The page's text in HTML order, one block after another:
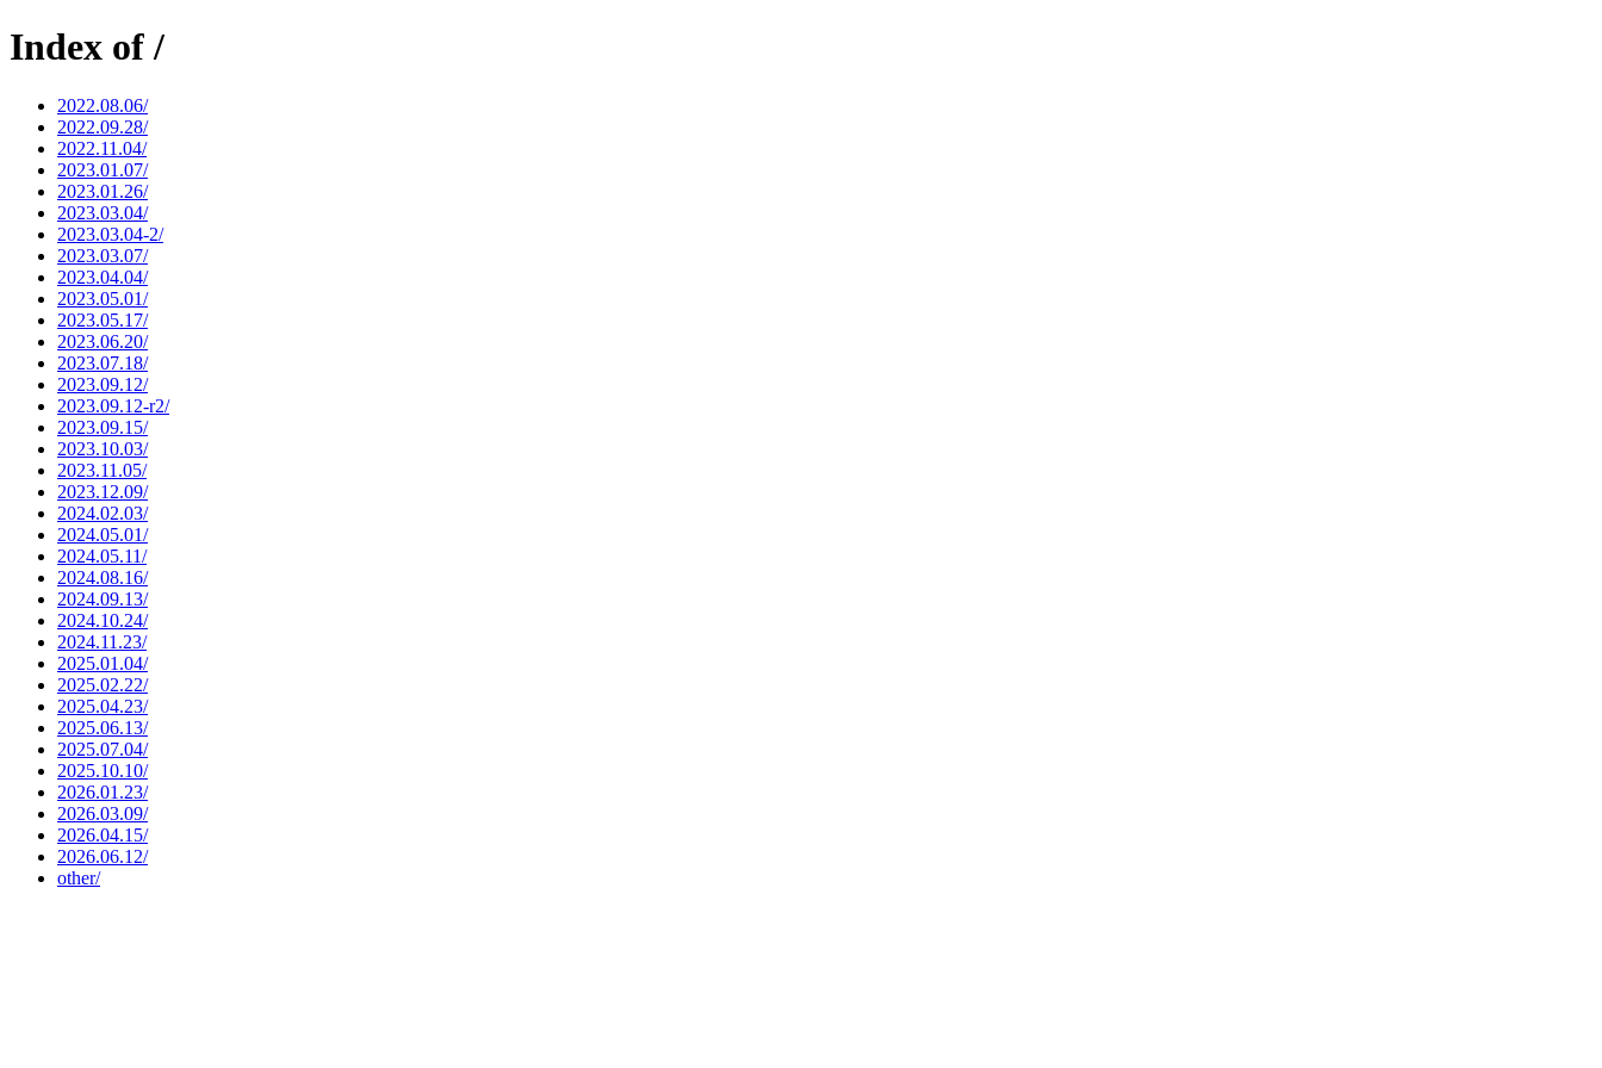
Index of /
2022.08.06/
2022.09.28/
2022.11.04/
2023.01.07/
2023.01.26/
2023.03.04/
2023.03.04-2/
2023.03.07/
2023.04.04/
2023.05.01/
2023.05.17/
2023.06.20/
2023.07.18/
2023.09.12/
2023.09.12-r2/
2023.09.15/
2023.10.03/
2023.11.05/
2023.12.09/
2024.02.03/
2024.05.01/
2024.05.11/
2024.08.16/
2024.09.13/
2024.10.24/
2024.11.23/
2025.01.04/
2025.02.22/
2025.04.23/
2025.06.13/
2025.07.04/
2025.10.10/
2026.01.23/
2026.03.09/
2026.04.15/
2026.06.12/
other/